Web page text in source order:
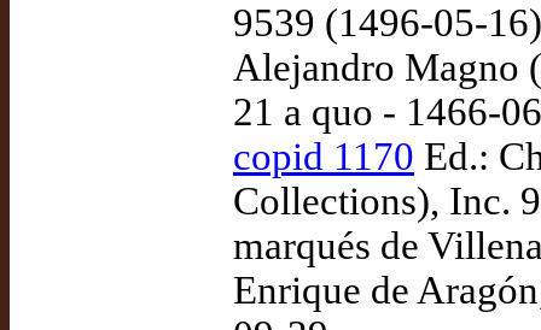
9539 (1496-05-
Alejandro Magno
21 a quo - 1466-
copid 1170 Ed.:
Collections), Inc.
marqués de
Enrique de